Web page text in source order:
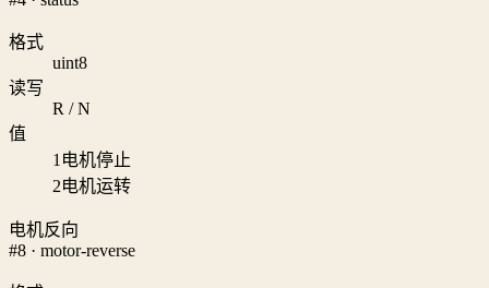
格式
uint8
读写
R / N
值
1 电机停止
2电机运转
电机反向
#8 · motor-reverse